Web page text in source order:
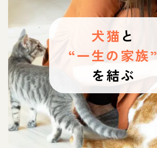
犬猫 と
“一生の家族”
を結ぶ